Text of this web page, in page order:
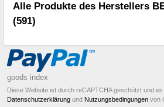
Alle Produkte des Herstellers
(591)
goods index
Diese Website ist durch reCAPTCHA geschützt und es
Datenschutzerklärung und Nutzungsbedingungen von